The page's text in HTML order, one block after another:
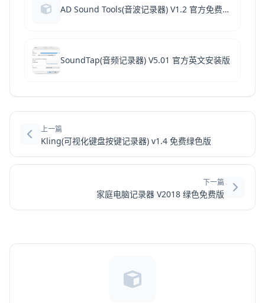
AD Sound Tools(音波记录器) V1.2 官方免费安装版
SoundTap(音频记录器) V5.01 官方英文安装版
上一篇
Kling(可视化键盘按键记录器) v1.4 免费绿色版
下一篇
家庭电脑记录器 V2018 绿色免费版